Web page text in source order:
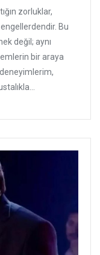
zorluklar,
Bu
değil; aynı
bir araya